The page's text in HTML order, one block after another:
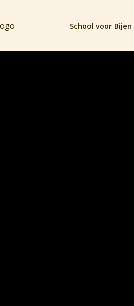
School voor